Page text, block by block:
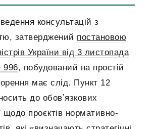
консультацій з
затверджений постановою
України від 3 листопада
996, побудований на простій
має слід. Пункт 12
до обовʼязкових
щодо проєктів нормативно-